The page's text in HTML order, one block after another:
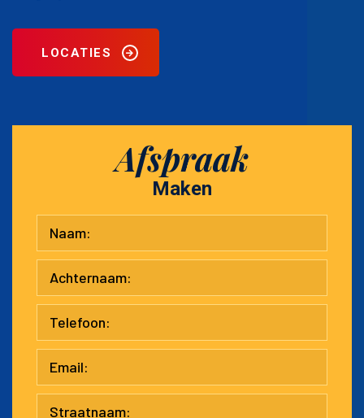
LOCATIES
Afspraak
Maken